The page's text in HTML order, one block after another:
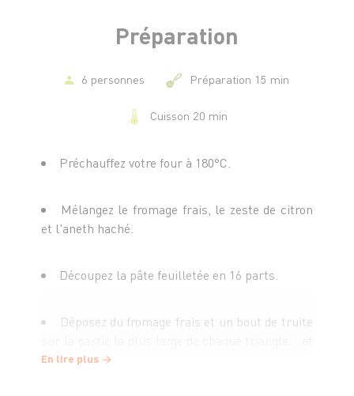
Préparation
6 personnes Préparation 15 min
Cuisson 20 min
Préchauffez votre four à 180°C.
Mélangez le fromage frais, le zeste de citron
et l'aneth haché.
Découpez la pâte feuilletée en 16 parts.
Déposez du fromage frais et un bout de truite
les rouler.
En lire plus